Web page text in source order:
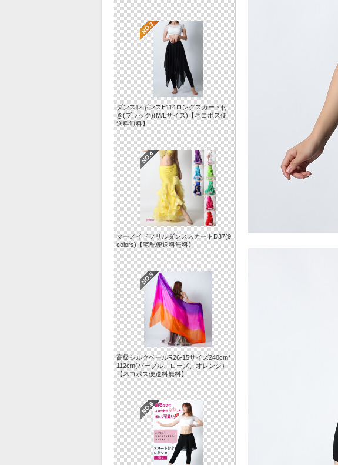
ダンスレギンスE114ロングスカート付
き(ブラック)(M/Lサイズ)【ネコポス便
送料無料】
マーメイドフリルダンススカートD37(9
colors)【宅配便送料無料】
高級シルクベールR26-15サイズ240cm*
112cm(パープル、ローズ、オレンジ）
【ネコポス便送料無料】